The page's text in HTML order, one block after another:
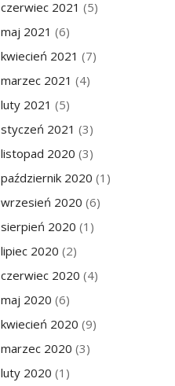
czerwiec 2021 (5)
maj 2021 (6)
kwiecień 2021 (7)
marzec 2021 (4)
luty 2021 (5)
styczeń 2021 (3)
listopad 2020 (3)
październik 2020 (1)
wrzesień 2020 (6)
sierpień 2020 (1)
lipiec 2020 (2)
czerwiec 2020 (4)
maj 2020 (6)
kwiecień 2020 (9)
marzec 2020 (3)
luty 2020 (1)